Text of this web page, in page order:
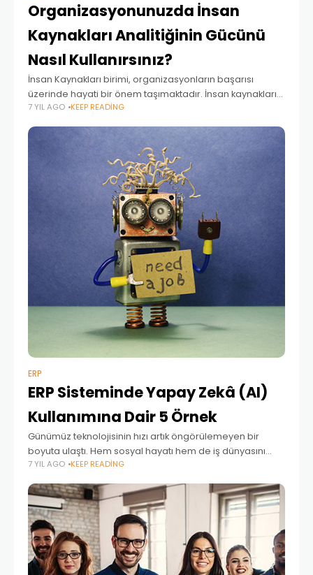
Organizasyonunuzda İnsan
Kaynakları Analitiğinin Gücünü
Nasıl Kullanırsınız?
İnsan Kaynakları birimi, organizasyonların başarısı
üzerinde hayati bir önem taşımaktadır. İnsan kaynakları
yönetiminin biçim değiştirdiği bugünlerde, İnsan
kaynakları analitiği işletmelere birçok avantaj sunuyor.
İnsan Kaynakları yönetimi elde ettiği sayısal somut
7 YIL AGO KEEP READING
ERP
ERP Sisteminde Yapay Zekâ (AI)
Kullanımına Dair 5 Örnek
Günümüz teknolojisinin hızı artık öngörülemeyen bir
boyuta ulaştı. Hem sosyal hayatı hem de iş dünyasını
derinden etkileyen bu gelişmeler, doğru kullanıldığı
zaman büyük avantajlar sunabiliyor. Özellikle yapay zekâ
(AI), IoT
7 YIL AGO KEEP READING